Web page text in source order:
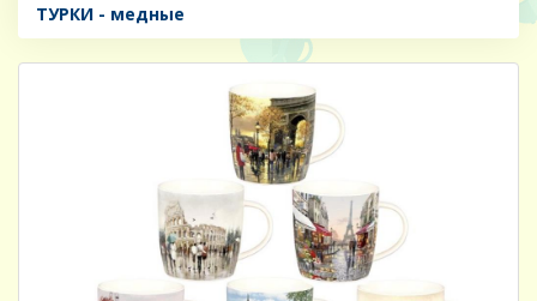
ТУРКИ - медные